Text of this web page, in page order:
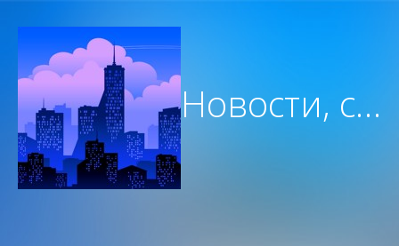
Новости, советы, вдохновение которым вы можете доверять